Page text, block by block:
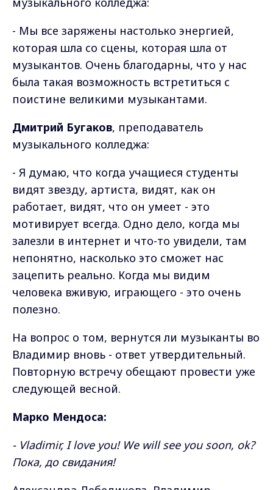
- Мы все заряжены настолько энергией,
которая шла со сцены, которая шла от
музыкантов. Очень благодарны, что у нас
была такая возможность встретиться с
поистине великими музыкантами.
Дмитрий Бугаков, преподаватель
музыкального колледжа:
- Я думаю, что когда учащиеся студенты
видят звезду, артиста, видят, как он
работает, видят, что он умеет - это
мотивирует всегда. Одно дело, когда мы
залезли в интернет и что-то увидели, там
непонятно, насколько это сможет нас
зацепить реально. Когда мы видим
человека вживую, играющего - это очень
полезно.
На вопрос о том, вернутся ли музыканты во
Владимир вновь - ответ утвердительный.
Повторную встречу обещают провести уже
следующей весной.
Марко Мендоса:
- Vladimir, I love you! We will see you soon, ok?
Пока, до свидания!